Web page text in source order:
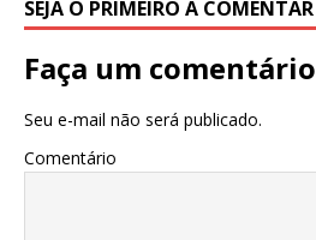
SEJA O PRIMEIRO A COMENTAR
Faça um comentário
Seu e-mail não será publicado.
Comentário